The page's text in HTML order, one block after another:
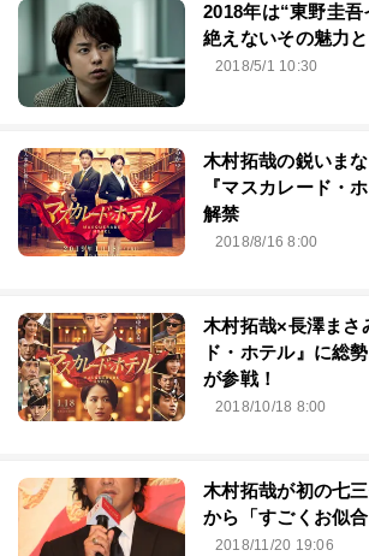
2018年は“東野圭
絶えないその魅力
2018/5/1 10:30
木村拓哉の鋭いま
『マスカレード・
解禁
2018/8/16 8:00
木村拓哉×長澤まさ
ド・ホテル』に総
が参戦！
2018/10/18 8:00
木村拓哉が初の七
から「すごくお似
2018/11/20 19:06